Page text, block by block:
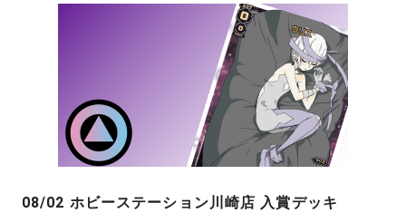
08/02 ホビーステーション川崎店 入賞デッキ